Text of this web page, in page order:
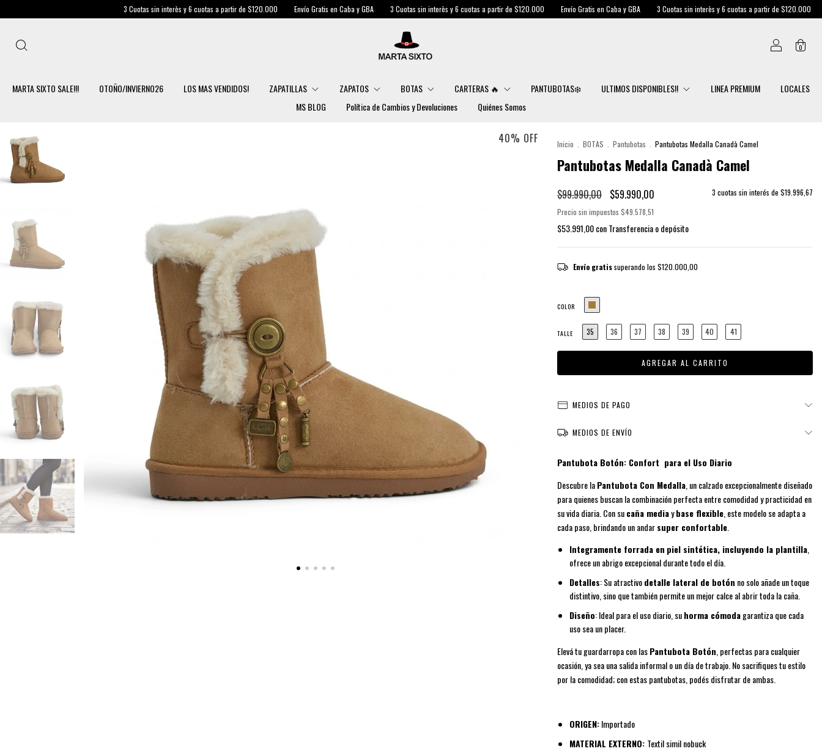
3 Cuotas sin interès y 6 cuotas a partir de $120.000 Envío Gratis en Caba y GBA 3 Cuotas sin interès y 6 cuotas a partir de $120.000 Envío Gratis en Caba y GBA 3 Cuotas sin interès y 6 cuotas a partir de $120.000 Envío Gratis en Caba
0
MARTA SIXTO SALE!!! OTOÑO/INVIERNO26 LOS MAS VENDIDOS! ZAPATILLAS ZAPATOS BOTAS CARTERAS 🔥 PANTUBOTAS❄️ ULTIMOS DISPONIBLES!! LINEA PREMIUM
LOCALES
MS BLOG
Política de Cambios y Devoluciones Quiénes Somos
40% OFF Inicio BOTAS Pantubotas Pantubotas Medalla Canadà Camel
Pantubotas Medalla Canadà Camel
$99.990,00 $59.990,00 3 cuotas sin interés de $19.996,67
Precio sin impuestos $49.578,51
$53.991,00conTransferencia o depósito
Envío gratis superando los $120.000,00
COLOR
TALLE 35 36 37 38 39 40 41
MEDIOS DE PAGO
MEDIOS DE ENVÍO
Pantubota Botón: Confort para el Uso Diario
Descubre laPantubota Con Medalla , un calzado excepcionalmente diseñado
para quienes buscan la combinación perfecta entre comodidad y practicidad en
su vida diaria. Con sucaña mediaybase flexible , este modelo se adapta a
cada paso, brindando un andarsuper confortable
Integramente forrada en piel sintética, incluyendo la plantilla
ofrece un abrigo excepcional durante todo el día.
Detalles: Su atractivodetalle lateral de botón no solo añade un toque
distintivo, sino que también permite un mejor calce al abrir toda la caña.
Diseño: Ideal para el uso diario, suhorma cómodagarantiza que cada
uso sea un placer.
Elevá tu guardarropa con lasPantubota Botón , perfectas para cualquier
ocasión, ya sea una salida informal o un día de trabajo. No sacrifiques tu estilo
por la comodidad; con estas pantubotas, podés disfrutar de ambas.
ORIGEN:Importado
MATERIAL EXTERNO: Textil simil nobuck